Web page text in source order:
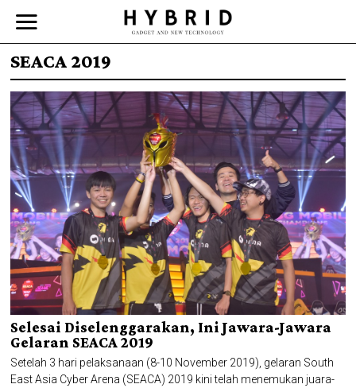
SEACA 2019
Selesai Diselenggarakan, Ini Jawara-Jawara
Gelaran SEACA 2019
Setelah 3 hari pelaksanaan (8-10 November 2019), gelaran South
East Asia Cyber Arena (SEACA) 2019 kini telah menemukan juara-